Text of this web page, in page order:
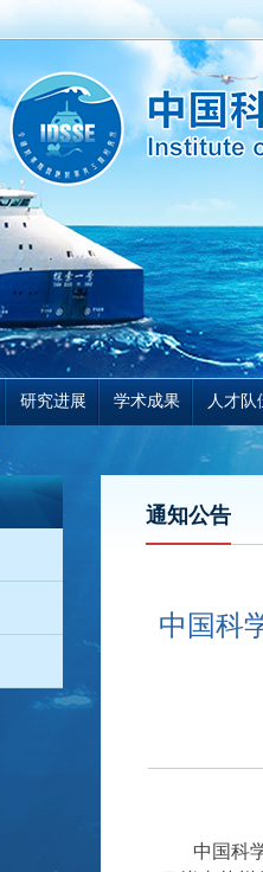
研究进展 学术成果 人才队
通知公告
中国科
中国科